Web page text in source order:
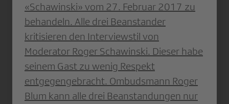
«Schawinski» vom 27. Februar 2017 zu
behandeln. Alle drei Beanstander
kritisieren den Interviewstil von
Moderator Roger Schawinski. Dieser habe
seinem Gast zu wenig Respekt
entgegengebracht. Ombudsmann Roger
Blum kann alle drei Beanstandungen nur